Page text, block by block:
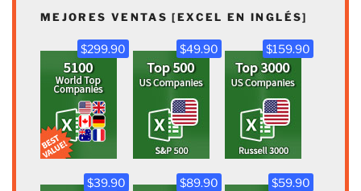
MEJORES VENTAS [EXCEL EN INGLÉS]
$299.90 $49.90 $159.90
$39.90 $89.90 $59.90